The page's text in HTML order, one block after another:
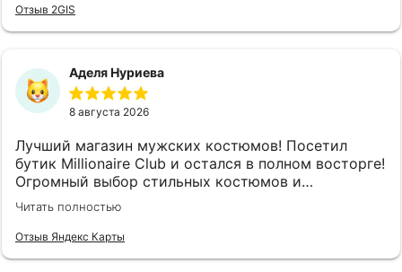
Отзыв 2GIS
Аделя Нуриева
8 августа 2026
Лучший магазин мужских костюмов! Посетил
бутик Millionaire Club и остался в полном восторге!
Огромный выбор стильных костюмов и
аксессуаров на любой вкус и случай. Отдельное
спасибо консультантам — настоящие
профессионалы своего дела, помогли подобрать
Читать полностью
Отзыв Яндекс Карты